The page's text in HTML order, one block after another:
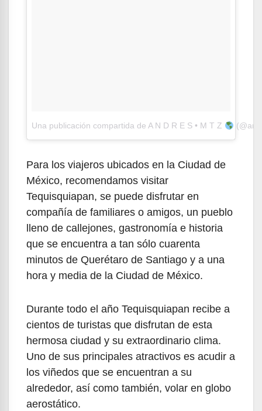
Una publicación compartida de A N D R E S • M T Z
Para los viajeros ubicados en la Ciudad de
México, recomendamos visitar
Tequisquiapan, se puede disfrutar en
compañía de familiares o amigos, un pueblo
lleno de callejones, gastronomía e historia
que se encuentra a tan sólo cuarenta
minutos de Querétaro de Santiago y a una
hora y media de la Ciudad de México.
Durante todo el año Tequisquiapan recibe a
cientos de turistas que disfrutan de esta
hermosa ciudad y su extraordinario clima.
Uno de sus principales atractivos es acudir a
los viñedos que se encuentran a su
alrededor, así como también, volar en globo
aerostático.